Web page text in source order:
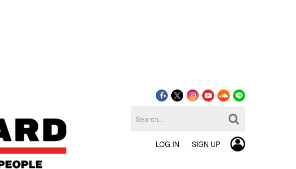
LOG IN SIGN UP